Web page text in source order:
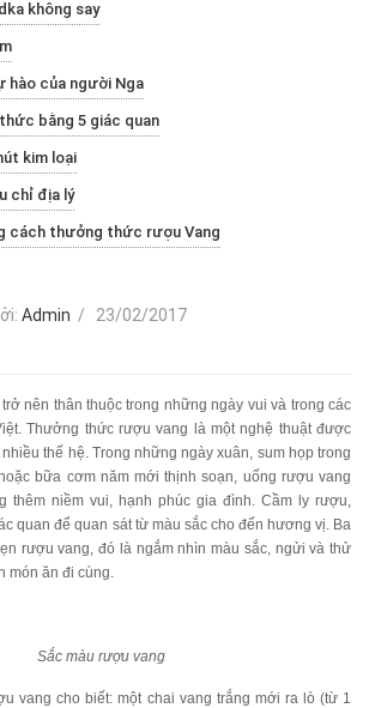
không say
hào của người Nga
bằng 5 giác quan
kim loại
chỉ địa lý
cách thưởng thức rượu Vang
Admin / 23/02/2017
nên thân thuộc trong những ngày vui và trong các
Thưởng thức rượu vang là một nghệ thuật được
thế hệ. Trong những ngày xuân, sum họp trong
bữa cơm năm mới thịnh soạn, uống rượu vang
thêm niềm vui, hạnh phúc gia đình. Cầm ly rượu,
quan để quan sát từ màu sắc cho đến hương vị. Ba
rượu vang, đó là ngắm nhìn màu sắc, ngửi và thử
món ăn đi cùng.
Sắc màu rượu vang
vang cho biết: một chai vang trắng mới ra lò (từ 1